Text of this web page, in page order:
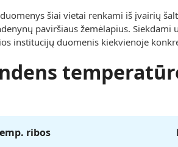
šiai vietai renkami iš įvairių
paviršiaus žemėlapius.
institucijų duomenis kiekvienoje
ribos